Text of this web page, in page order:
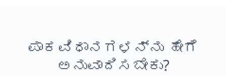
ಪಾಕವಿಧಾನಗಳನ್ನು ಹೇಗೆ
ಅನುವಾದಿಸಬೇಕು?